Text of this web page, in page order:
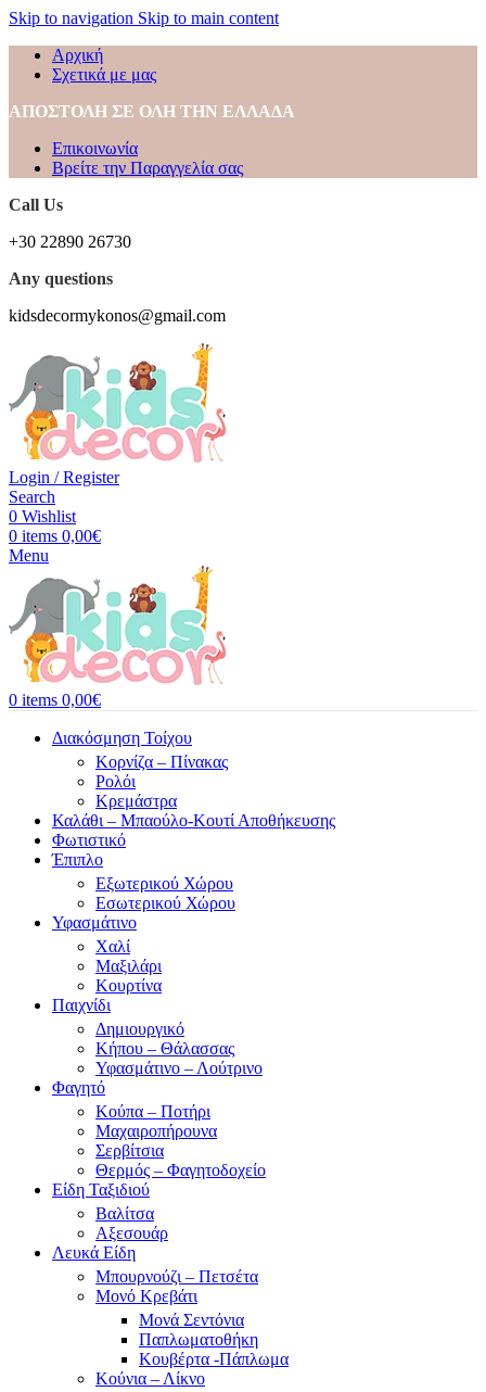
Skip to navigation Skip to main content
Αρχική
Σχετικά με μας
ΑΠΟΣΤΟΛΗ ΣΕ ΟΛΗ ΤΗΝ ΕΛΛΑΔΑ
Επικοινωνία
Βρείτε την Παραγγελία σας
Call Us
+30 22890 26730
Any questions
kidsdecormykonos@gmail.com
Login / Register
Search
0 Wishlist
0 items 0,00€
Menu
0 items 0,00€
Διακόσμηση Τοίχου
Κορνίζα – Πίνακας
Ρολόι
Κρεμάστρα
Καλάθι – Μπαούλο-Κουτί Αποθήκευσης
Φωτιστικό
Έπιπλο
Εξωτερικού Χώρου
Εσωτερικού Χώρου
Υφασμάτινο
Χαλί
Μαξιλάρι
Κουρτίνα
Παιχνίδι
Δημιουργικό
Κήπου – Θάλασσας
Υφασμάτινο – Λούτρινο
Φαγητό
Κούπα – Ποτήρι
Μαχαιροπήρουνα
Σερβίτσια
Θερμός – Φαγητοδοχείο
Είδη Ταξιδιού
Βαλίτσα
Αξεσουάρ
Λευκά Είδη
Μπουρνούζι – Πετσέτα
Μονό Κρεβάτι
Μονά Σεντόνια
Παπλωματοθήκη
Κουβέρτα -Πάπλωμα
Κούνια – Λίκνο